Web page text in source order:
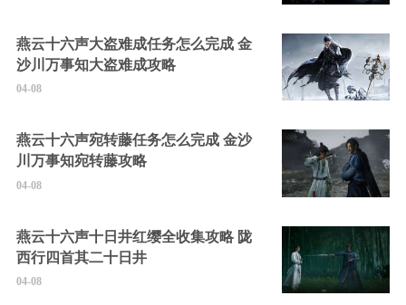
燕云十六声大盗难成任务怎么完成 金
沙川万事知大盗难成攻略
04-08
燕云十六声宛转藤任务怎么完成 金沙
川万事知宛转藤攻略
04-08
燕云十六声十日井红缨全收集攻略 陇
西行四首其二十日井
04-08